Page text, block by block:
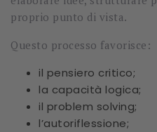
proprio punto di vista.
Questo processo favorisce:
il pensiero critico;
la capacità logica;
il problem solving;
l’autoriflessione;